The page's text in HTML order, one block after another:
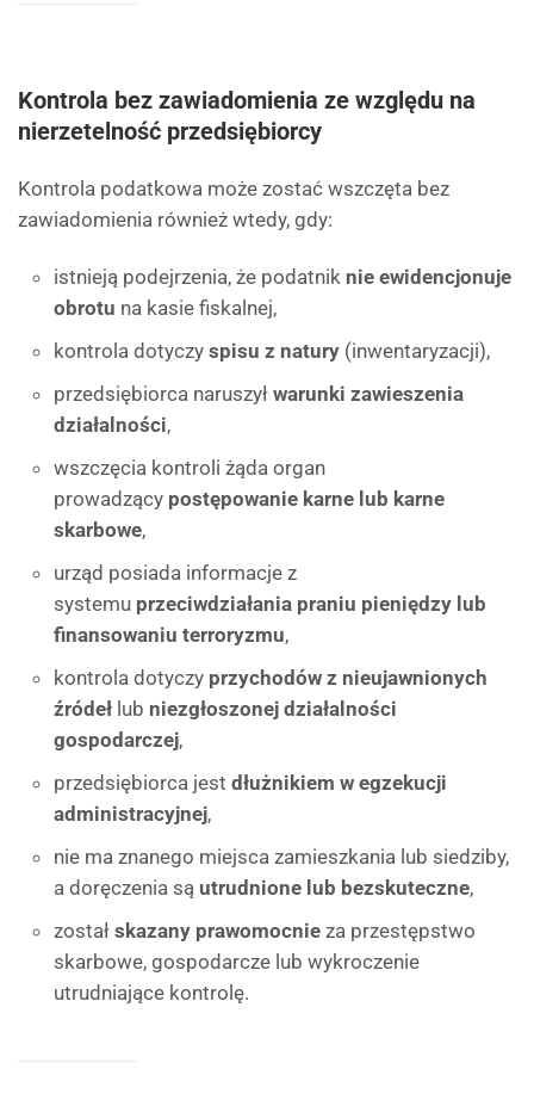
Kontrola bez zawiadomienia ze względu na
nierzetelność przedsiębiorcy
Kontrola podatkowa może zostać wszczęta bez
zawiadomienia również wtedy, gdy:
istnieją podejrzenia, że podatnik nie ewidencjonuje
obrotu na kasie fiskalnej,
kontrola dotyczy spisu z natury (inwentaryzacji),
przedsiębiorca naruszył warunki zawieszenia
działalności,
wszczęcia kontroli żąda organ
prowadzący postępowanie karne lub karne
skarbowe,
urząd posiada informacje z
systemu przeciwdziałania praniu pieniędzy lub
finansowaniu terroryzmu,
kontrola dotyczy przychodów z nieujawnionych
źródeł lub niezgłoszonej działalności
gospodarczej,
przedsiębiorca jest dłużnikiem w egzekucji
administracyjnej,
nie ma znanego miejsca zamieszkania lub siedziby,
a doręczenia są utrudnione lub bezskuteczne,
został skazany prawomocnie za przestępstwo
skarbowe, gospodarcze lub wykroczenie
utrudniające kontrolę.